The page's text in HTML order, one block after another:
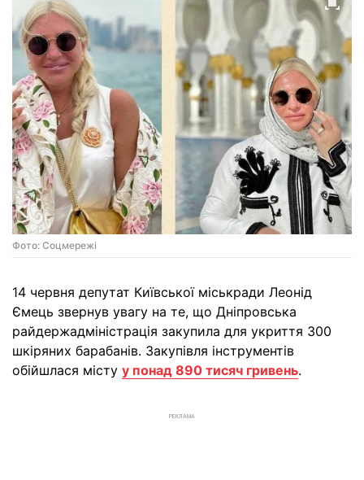
Фото: Соцмережi
14 червня депутат Київської міськради Леонід
Ємець звернув увагу на те, що Дніпровська
райдержадміністрація закупила для укриття 300
шкіряних барабанів. Закупівля інструментів
обійшлася місту у понад 890 тисяч гривень.
РЕКЛАМА